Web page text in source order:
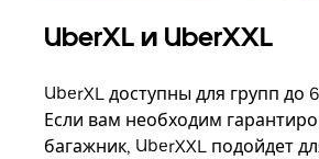
UberXL и UberXXL
UberXL доступны для групп до
Если вам необходим
багажник, UberXXL подойдет